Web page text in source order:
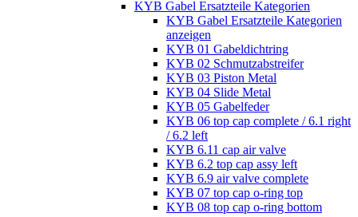
KYB Gabel Ersatzteile Kategorien
KYB Gabel Ersatzteile Kategorien
anzeigen
KYB 01 Gabeldichtring
KYB 02 Schmutzabstreifer
KYB 03 Piston Metal
KYB 04 Slide Metal
KYB 05 Gabelfeder
KYB 06 top cap complete / 6.1 right
/ 6.2 left
KYB 6.11 cap air valve
KYB 6.2 top cap assy left
KYB 6.9 air valve complete
KYB 07 top cap o-ring top
KYB 08 top cap o-ring bottom